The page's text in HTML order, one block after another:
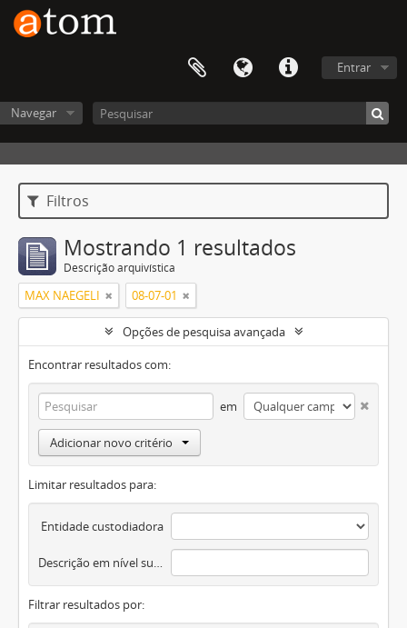
Entrar
Navegar
Filtros
Mostrando 1 resultados
Descrição arquivística
MAX NAEGELI 08-07-01
Opções de pesquisa avançada
Encontrar resultados com:
em
Adicionar novo critério
Limitar resultados para:
Entidade custodiadora
Descrição em nível superior
Filtrar resultados por: